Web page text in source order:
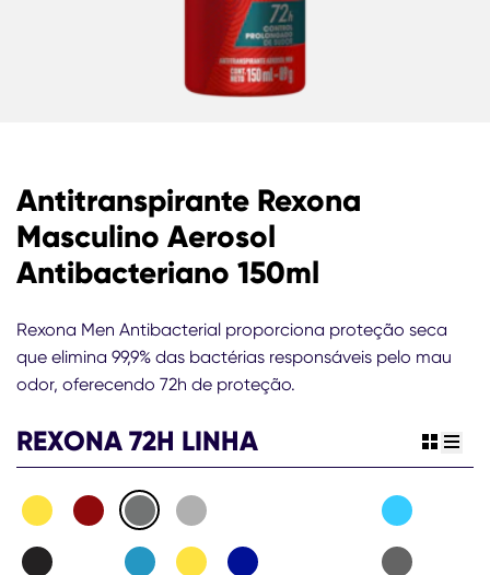
Antitranspirante Rexona
Masculino Aerosol
Antibacteriano 150ml
Rexona Men Antibacterial proporciona proteção seca
que elimina 99,9% das bactérias responsáveis pelo mau
odor, oferecendo 72h de proteção.
REXONA 72H LINHA view